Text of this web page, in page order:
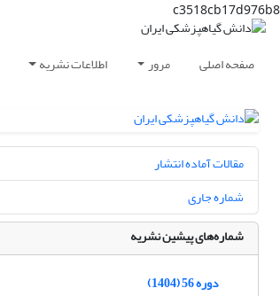
c3518cb17d976b8
صفحه اصلی مرور اطلاعات نشریه
مقالات آماده انتشار
شماره جاری
شماره‌های پیشین نشریه
دوره 56 (1404)